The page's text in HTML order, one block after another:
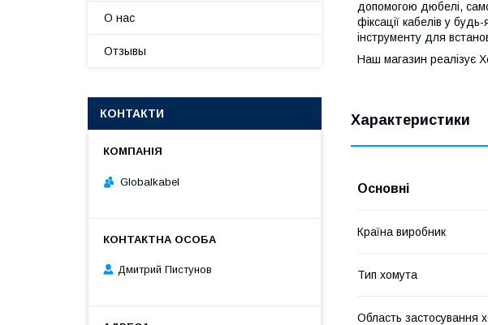
допомогою дюбелі,
фіксації кабелів у
інструменту для
Наш магазин реалізує
Характеристики
Основні
Країна виробник
Тип хомута
Область застосування
О нас
Отзывы
КОНТАКТИ
Globalkabel
Дмитрий Пистунов